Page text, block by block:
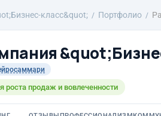
класс&quot; Портфолио
роста продаж и вовлеченности